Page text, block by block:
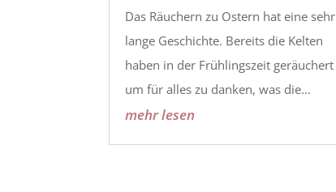
Das Räuchern zu Ostern hat eine sehr
lange Geschichte. Bereits die Kelten
haben in der Frühlingszeit geräuchert
um für alles zu danken, was die...
mehr lesen